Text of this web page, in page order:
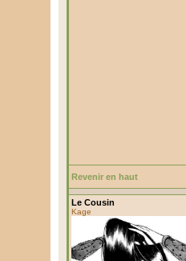
Revenir en haut
Le Cousin
Kage